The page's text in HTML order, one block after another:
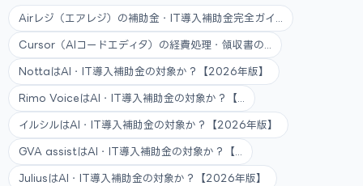
Airレジ（エアレジ）の補助金・IT導入補助金完全ガイ...
Cursor（AIコードエディタ）の経費処理・領収書の...
NottaはAI・IT導入補助金の対象か？【2026年版】
Rimo VoiceはAI・IT導入補助金の対象か？【...
イルシルはAI・IT導入補助金の対象か？【2026年版】
GVA assistはAI・IT導入補助金の対象か？【...
JuliusはAI・IT導入補助金の対象か？【2026年版】